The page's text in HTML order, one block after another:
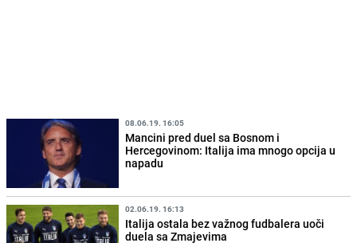
08.06.19. 16:05
Mancini pred duel sa Bosnom i
Hercegovinom: Italija ima mnogo opcija u
napadu
02.06.19. 16:13
Italija ostala bez važnog fudbalera uoči
duela sa Zmajevima